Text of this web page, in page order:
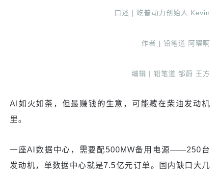
口述 | 屹普动力创始人 Kevin
作者 | 铅笔道 阿曜啊
编辑 | 铅笔道 邹蔚 王方
AI如火如荼，但最赚钱的生意，可能藏在柴油发动机
里。
一座AI数据中心，需要配500MW备用电源——250台
发动机，单数据中心就是7.5亿元订单。国内缺口大几